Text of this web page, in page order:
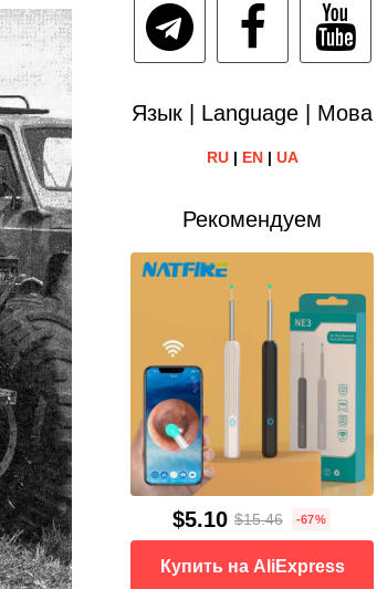
Язык | Language | Мова
RU| EN| UA
Рекомендуем
$5.10 $15.46 -67%
Купить на AliExpress